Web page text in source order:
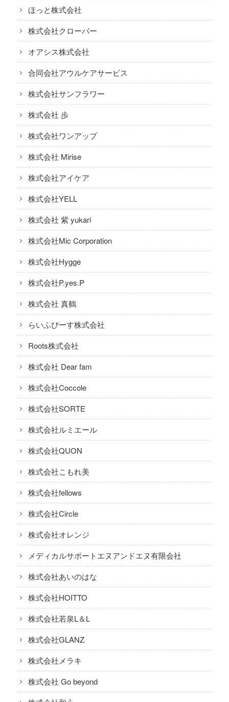
ほっと株式会社
株式会社クローバー
オアシス株式会社
合同会社アウルケアサービス
株式会社サンフラワー
株式会社 歩
株式会社ワンアップ
株式会社 Mirise
株式会社アイケア
株式会社YELL
株式会社 紫 yukari
株式会社Mic Corporation
株式会社Hygge
株式会社P.yes.P
株式会社 真鶴
らいふぴーす株式会社
Roots株式会社
株式会社 Dear fam
株式会社Coccole
株式会社SORTE
株式会社ルミエール
株式会社QUON
株式会社こもれ美
株式会社fellows
株式会社Circle
株式会社オレンジ
メディカルサポートエヌアンドエヌ有限会社
株式会社あいのはな
株式会社HOITTO
株式会社若泉L＆L
株式会社GLANZ
株式会社メラキ
株式会社 Go beyond